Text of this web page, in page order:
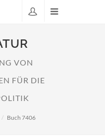
VON
FÜR DIE
Buch 7406